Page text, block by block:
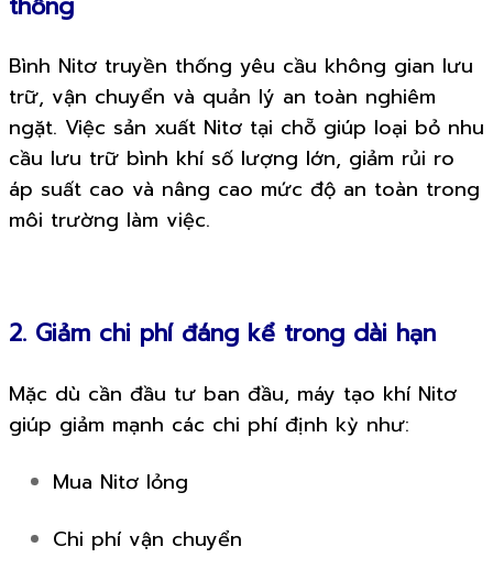
Bình Nitơ truyền thống yêu cầu không gian lưu
trữ, vận chuyển và quản lý an toàn nghiêm
ngặt. Việc sản xuất Nitơ tại chỗ giúp loại bỏ nhu
cầu lưu trữ bình khí số lượng lớn, giảm rủi ro
áp suất cao và nâng cao mức độ an toàn trong
môi trường làm việc.
2. Giảm chi phí đáng kể trong dài hạn
Mặc dù cần đầu tư ban đầu, máy tạo khí Nitơ
giúp giảm mạnh các chi phí định kỳ như:
Mua Nitơ lỏng
Chi phí vận chuyển